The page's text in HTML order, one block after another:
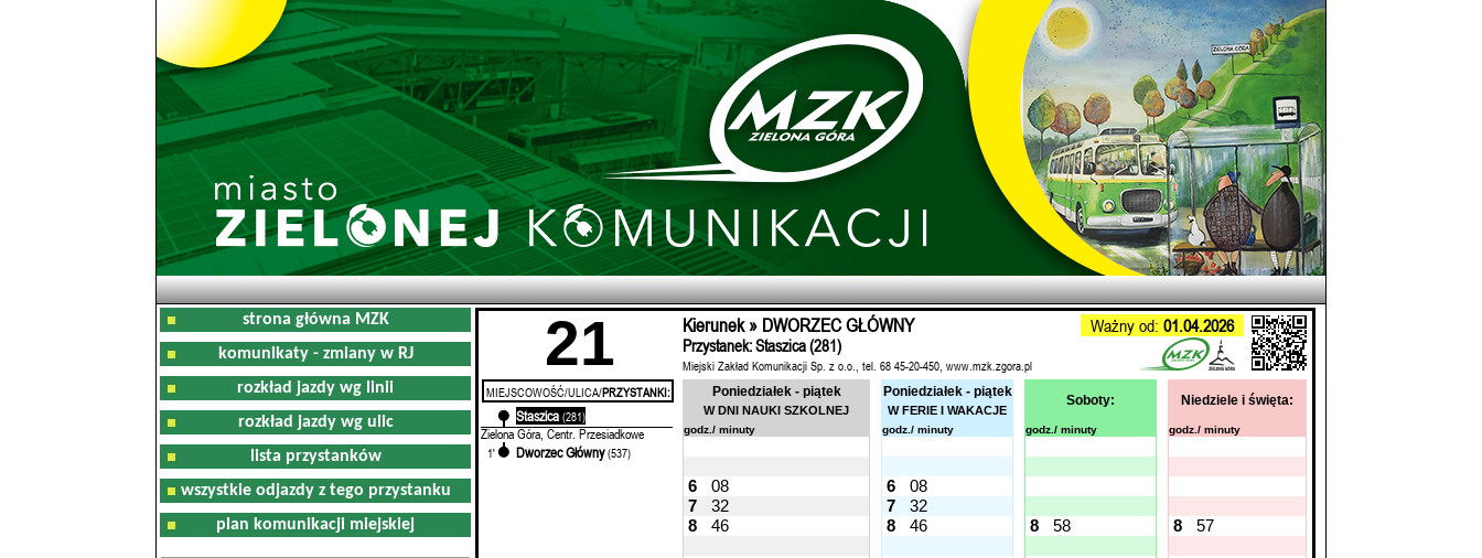
strona główna MZK
komunikaty - zmiany w RJ
rozkład jazdy wg linii
rozkład jazdy wg ulic
lista przystanków
wszystkie odjazdy z tego przystanku
plan komunikacji miejskiej
21 Kierunek » DWORZEC GŁÓWNY Ważny od: 01.04.2026
Przystanek: Staszica (281)
Miejski Zakład Komunikacji Sp. z o.o., tel. 68 45-20-450, www.mzk.zgora.pl
MIEJSCOWOŚĆ/ULICA/PRZYSTANKI:
Staszica (281)
Zielona Góra, Centr. Przesiadkowe
1' Dworzec Główny (537)
Poniedziałek - piątek
W DNI NAUKI SZKOLNEJ
Poniedziałek - piątek
W FERIE I WAKACJE
Soboty: Niedziele i święta:
godz./ minuty godz./ minuty godz./ minuty godz./ minuty
6 08 6
08
7
32 7
32
8
46 8 46 8 58 8 57